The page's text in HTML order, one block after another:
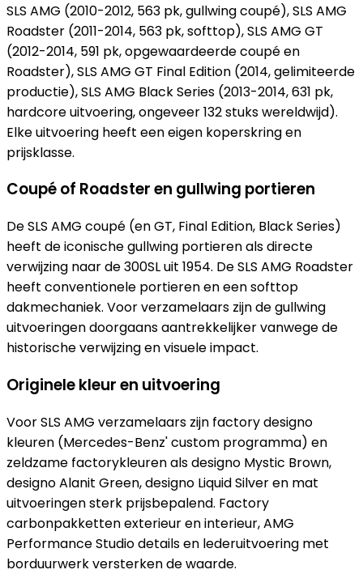
SLS AMG (2010-2012, 563 pk, gullwing coupé), SLS AMG
Roadster (2011-2014, 563 pk, softtop), SLS AMG GT
(2012-2014, 591 pk, opgewaardeerde coupé en
Roadster), SLS AMG GT Final Edition (2014, gelimiteerde
productie), SLS AMG Black Series (2013-2014, 631 pk,
hardcore uitvoering, ongeveer 132 stuks wereldwijd).
Elke uitvoering heeft een eigen koperskring en
prijsklasse.
Coupé of Roadster en gullwing portieren
De SLS AMG coupé (en GT, Final Edition, Black Series)
heeft de iconische gullwing portieren als directe
verwijzing naar de 300SL uit 1954. De SLS AMG Roadster
heeft conventionele portieren en een softtop
dakmechaniek. Voor verzamelaars zijn de gullwing
uitvoeringen doorgaans aantrekkelijker vanwege de
historische verwijzing en visuele impact.
Originele kleur en uitvoering
Voor SLS AMG verzamelaars zijn factory designo
kleuren (Mercedes-Benz' custom programma) en
zeldzame factorykleuren als designo Mystic Brown,
designo Alanit Green, designo Liquid Silver en mat
uitvoeringen sterk prijsbepalend. Factory
carbonpakketten exterieur en interieur, AMG
Performance Studio details en lederuitvoering met
borduurwerk versterken de waarde.